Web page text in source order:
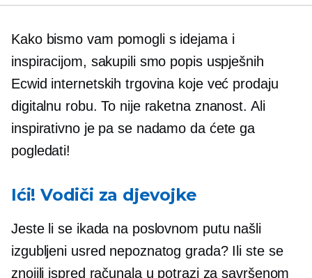
Kako bismo vam pomogli s idejama i
inspiracijom, sakupili smo popis uspješnih
Ecwid internetskih trgovina koje već prodaju
digitalnu robu. To nije raketna znanost. Ali
inspirativno je pa se nadamo da ćete ga
pogledati!
Ići! Vodiči za djevojke
Jeste li se ikada na poslovnom putu našli
izgubljeni usred nepoznatog grada? Ili ste se
znojili ispred računala u potrazi za savršenom